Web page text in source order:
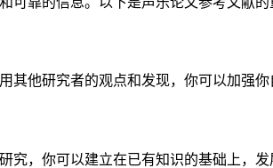
他研究者的观点和发现，你可以加强你
，你可以建立在已有知识的基础上，发